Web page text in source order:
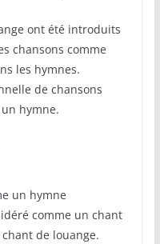
ont été introduits
chansons comme
les hymnes.
de chansons
un hymne.
un hymne
comme un chant
de louange.